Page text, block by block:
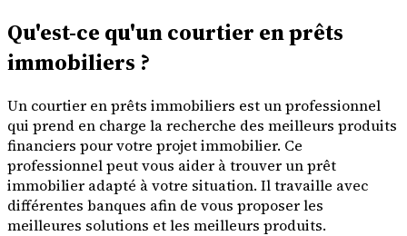
Qu'est-ce qu'un courtier en prêts
immobiliers ?
Un courtier en prêts immobiliers est un professionnel
qui prend en charge la recherche des meilleurs produits
financiers pour votre projet immobilier. Ce
professionnel peut vous aider à trouver un prêt
immobilier adapté à votre situation. Il travaille avec
différentes banques afin de vous proposer les
meilleures solutions et les meilleurs produits.